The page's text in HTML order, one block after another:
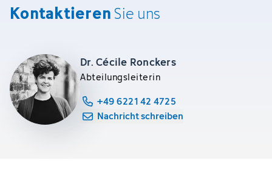
KontaktierenSie uns
Dr. Cécile Ronckers
Abteilungsleiterin
+49 6221 42 4725
Nachricht schreiben